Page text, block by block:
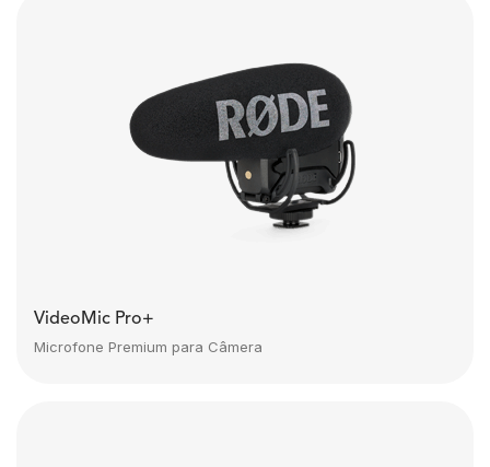
VideoMic Pro+
Microfone Premium para Câmera